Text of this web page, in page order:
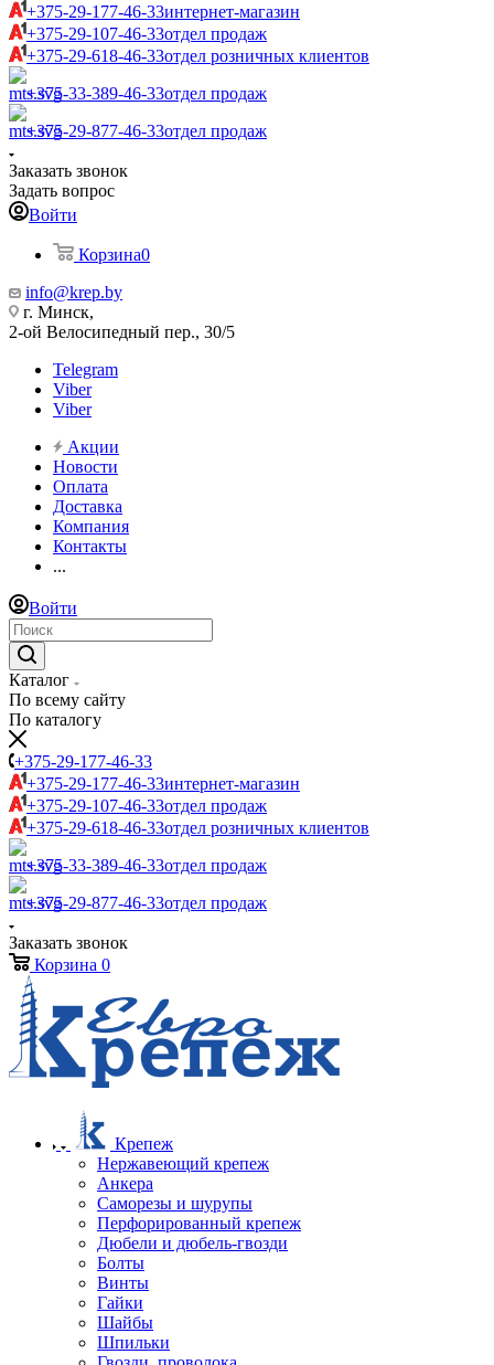
+375-29-177-46-33интернет-магазин
+375-29-107-46-33отдел продаж
+375-29-618-46-33отдел розничных клиентов
+375-33-389-46-33отдел продаж
+375-29-877-46-33отдел продаж
Заказать звонок
Задать вопрос
Войти
Корзина0
info@krep.by
г. Минск,
2-ой Велосипедный пер., 30/5
Telegram
Viber
Viber
Акции
Новости
Оплата
Доставка
Компания
Контакты
...
Войти
Каталог
По всему сайту
По каталогу
+375-29-177-46-33
+375-29-177-46-33интернет-магазин
+375-29-107-46-33отдел продаж
+375-29-618-46-33отдел розничных клиентов
+375-33-389-46-33отдел продаж
+375-29-877-46-33отдел продаж
Заказать звонок
Корзина 0
Крепеж
Нержавеющий крепеж
Анкера
Саморезы и шурупы
Перфорированный крепеж
Дюбели и дюбель-гвозди
Болты
Винты
Гайки
Шайбы
Шпильки